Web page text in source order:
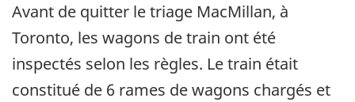
Avant de quitter le triage MacMillan, à
Toronto, les wagons de train ont été
inspectés selon les règles. Le train était
constitué de 6 rames de wagons chargés et